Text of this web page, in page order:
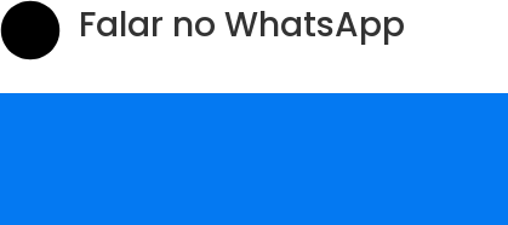
Falar no WhatsApp